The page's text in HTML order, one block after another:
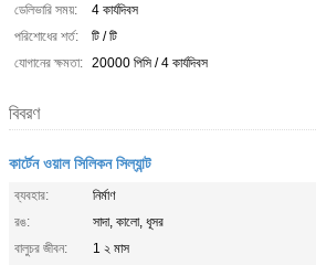
ডেলিভারি সময়:
4 কার্যদিবস
পরিশোধের শর্ত:
টি / টি
যোগানের ক্ষমতা: 20000 পিসি / 4 কার্যদিবস
বিবরণ
কার্টেন ওয়াল সিলিকন সিল্যান্ট
ব্যবহার:
নির্মাণ
রঙ:
সাদা, কালো, ধূসর
বালুচর জীবন:
1 ২ মাস